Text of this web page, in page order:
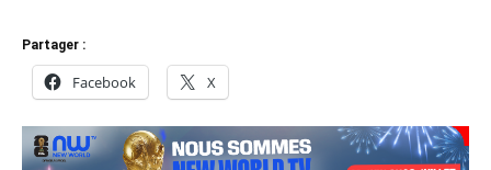
Partager :
Facebook X